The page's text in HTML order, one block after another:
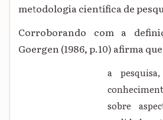
metodologia científica de
Corroborando com a
Goergen (1986, p.10) afirma que
a
sobre